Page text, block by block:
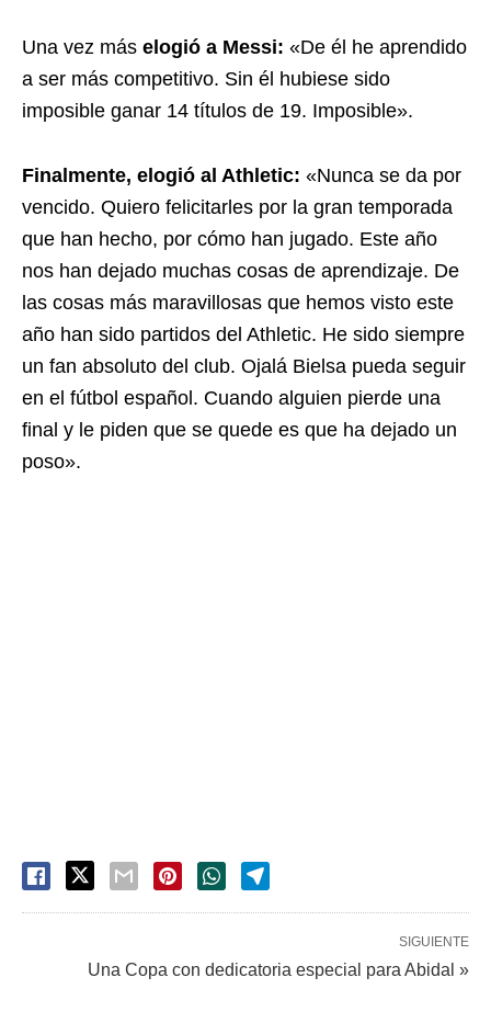
Una vez más elogió a Messi: «De él he aprendido
a ser más competitivo. Sin él hubiese sido
imposible ganar 14 títulos de 19. Imposible».
Finalmente, elogió al Athletic: «Nunca se da por
vencido. Quiero felicitarles por la gran temporada
que han hecho, por cómo han jugado. Este año
nos han dejado muchas cosas de aprendizaje. De
las cosas más maravillosas que hemos visto este
año han sido partidos del Athletic. He sido siempre
un fan absoluto del club. Ojalá Bielsa pueda seguir
en el fútbol español. Cuando alguien pierde una
final y le piden que se quede es que ha dejado un
poso».
SIGUIENTE
Una Copa con dedicatoria especial para Abidal »